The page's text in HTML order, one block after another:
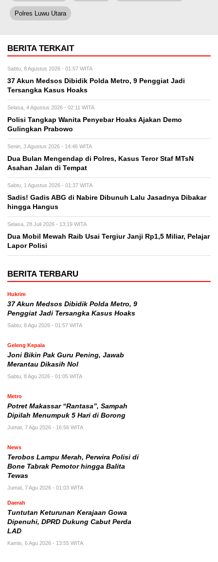
Polres Luwu Utara
BERITA TERKAIT
Sabtu, 8 Agustus 2026 - 01:57 WITA
37 Akun Medsos Dibidik Polda Metro, 9 Penggiat Jadi
Tersangka Kasus Hoaks
Selasa, 4 Agustus 2026 - 02:11 WITA
Polisi Tangkap Wanita Penyebar Hoaks Ajakan Demo
Gulingkan Prabowo
Senin, 3 Agustus 2026 - 14:46 WITA
Dua Bulan Mengendap di Polres, Kasus Teror Staf MTsN
Asahan Jalan di Tempat
Sabtu, 1 Agustus 2026 - 01:37 WITA
Sadis! Gadis ABG di Nabire Dibunuh Lalu Jasadnya Dibakar
hingga Hangus
Selasa, 28 Juli 2026 - 13:19 WITA
Dua Mobil Mewah Raib Usai Tergiur Janji Rp1,5 Miliar, Pelajar
Lapor Polisi
BERITA TERBARU
Hukrim
37 Akun Medsos Dibidik Polda Metro, 9
Penggiat Jadi Tersangka Kasus Hoaks
Sabtu, 8 Agu 2026 - 01:57 WITA
Geleng Kepala
Joni Bikin Pak Guru Pening, Jawab
Merantau Dikasih Nol
Sabtu, 8 Agu 2026 - 01:05 WITA
Metro
Potret Makassar “Rantasa”, Sampah
Dipilah Menumpuk 5 Hari di Borong
Jumat, 7 Agu 2026 - 16:56 WITA
News
Terobos Lampu Merah, Perwira Polisi di
Bone Tabrak Pemotor hingga Balita
Tewas
Jumat, 7 Agu 2026 - 01:03 WITA
Daerah
Tuntutan Keturunan Kerajaan Gowa
Dipenuhi, DPRD Dukung Cabut Perda
LAD
Kamis, 6 Agu 2026 - 13:55 WITA